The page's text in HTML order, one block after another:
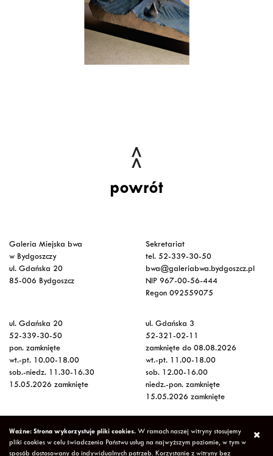
powrót
Galeria Miejska bwa
w Bydgoszczy
ul. Gdańska 20
85-006 Bydgoszcz
Sekretariat
tel. 52-339-30-50
bwa@galeriabwa.bydgoszcz.pl
NIP 967-00-56-444
Regon 092559075
ul. Gdańska 20
52-339-30-50
pon. zamknięte
wt.-pt. 10.00-18.00
sob.-niedz. 11.30-16.30
15.05.2026 zamknięte
ul. Gdańska 3
52-321-02-11
zamknięte do 08.08.2026
wt.-pt. 11.00-18.00
sob. 12.00-16.00
niedz.-pon. zamknięte
15.05.2026 zamknięte
Wstęp na wystawy
bezpłatny
Ważne: Strona wykorzystuje pliki cookies. W ramach naszej witryny stosujemy
pliki cookies w celu świadczenia Państwu usług na najwyższym poziomie, w tym w
sposób dostosowany do indywidualnych potrzeb. Korzystanie z witryny bez